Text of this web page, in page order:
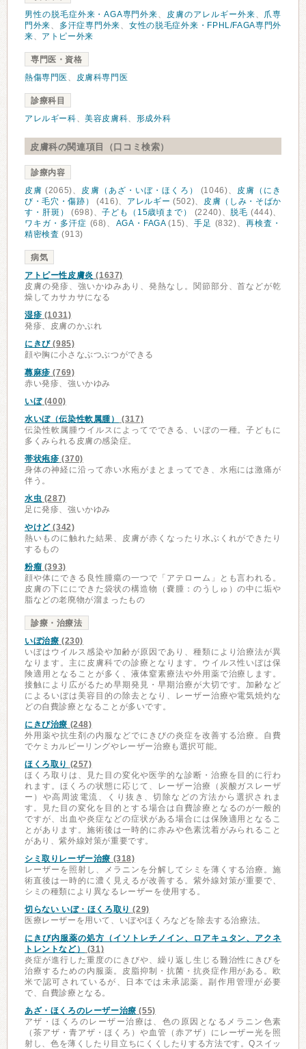
男性の脱毛症外来・AGA専門外来、 皮膚のアレルギー外来、 爪専
門外来、 多汗症専門外来、 女性の脱毛症外来・FPHL/FAGA専門外
来、 アトピー外来
専門医・資格
熱傷専門医 、 皮膚科専門医
診療科目
アレルギー科、美容皮膚科、 形成外科
皮膚科の関連項目（口コミ検索）
診療内容
皮膚 (2065)、 皮膚（あざ・いぼ・ほくろ） (1046)、 皮膚（にき
び・毛穴・傷跡）
(416)、 アレルギー (502)、 皮膚（しみ・そばか
す・肝斑）
(698)、子ども（15歳頃まで） (2240)、 脱毛 (444)、
ワキガ・多汗症 (68)、 AGA・FAGA(15)、手足 (832)、再検査・
精密検査 (913)
病気
アトピー性皮膚炎 (1637)
皮膚の発疹、強いかゆみあり、発熱なし。関節部分、首などが乾
燥してカサカサになる
湿疹 (1031)
発疹、皮膚のかぶれ
にきび(985)
顔や胸に小さなぶつぶつができる
蕁麻疹 (769)
赤い発疹、強いかゆみ
いぼ(400)
水いぼ（伝染性軟属腫）
(317)
伝染性軟属腫ウイルスによってでできる、いぼの一種。子どもに
多くみられる皮膚の感染症。
帯状疱疹 (370)
身体の神経に沿って赤い水疱がまとまってでき、水疱には激痛が
伴う。
水虫 (287)
足に発疹、強いかゆみ
やけど(342)
熱いものに触れた結果、皮膚が赤くなったり水ぶくれができたり
するもの
粉瘤 (393)
顔や体にできる良性腫瘍の一つで「アテローム」とも言われる。
皮膚の下ににできた袋状の構造物（嚢腫：のうしゅ）の中に垢や
脂などの老廃物が溜まったもの
診療・治療法
いぼ治療 (230)
いぼはウイルス感染や加齢が原因であり、種類により治療法が異
なります。主に皮膚科での診療となります。ウイルス性いぼは保
険適用となることが多く、液体窒素療法や外用薬で治療します。
接触により広がるため早期発見・早期治療が大切です。加齢など
によるいぼは美容目的の除去となり、レーザー治療や電気焼灼な
どの自費診療となることが多いです。
にきび治療 (248)
外用薬や抗生剤の内服などでにきびの炎症を改善する治療。自費
でケミカルピーリングやレーザー治療も選択可能。
ほくろ取り (257)
ほくろ取りは、見た目の変化や医学的な診断・治療を目的に行わ
れます。ほくろの状態に応じて、レーザー治療（炭酸ガスレーザ
ー）や高周波電流、くり抜き、切除などの方法から選択されま
す。見た目の変化を目的とする場合は自費診療となるのが一般的
ですが、出血や炎症などの症状がある場合には保険適用となるこ
とがあります。施術後は一時的に赤みや色素沈着がみられること
があり、紫外線対策が重要です。
シミ取りレーザー治療 (318)
レーザーを照射し、メラニンを分解してシミを薄くする治療。施
術直後は一時的に濃く見えるが改善する。紫外線対策が重要で、
シミの種類により異なるレーザーを使用する。
切らない いぼ・ほくろ取り (29)
医療レーザーを用いて、いぼやほくろなどを除去する治療法。
にきび内服薬の処方（イソトレチノイン、ロアキュタン、アクネ
トレントなど）
(31)
炎症が進行した重度のにきびや、繰り返し生じる難治性にきびを
治療するための内服薬。皮脂抑制・抗菌・抗炎症作用がある。欧
米で認可されているが、日本では未承認薬。副作用管理が必要
で、自費診療となる。
あざ・ほくろのレーザー治療 (55)
アザ・ほくろのレーザー治療は、色の原因となるメラニン色素
（茶アザ・青アザ・ほくろ）や血管（赤アザ）にレーザー光を照
射し、色を薄くしたり目立ちにくくしたりする方法です。Qスイッ